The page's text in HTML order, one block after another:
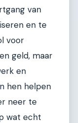
van
en te
voor
geld, maar
en
hen helpen
neer te
wat echt